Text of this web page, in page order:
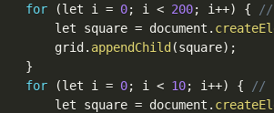
for
(let i = 0; i < 200; i++) {
//
let square
= document .
grid
. appendChild (square) ;
}
for
(let i = 0; i < 10; i++) {
//
let square
= document .